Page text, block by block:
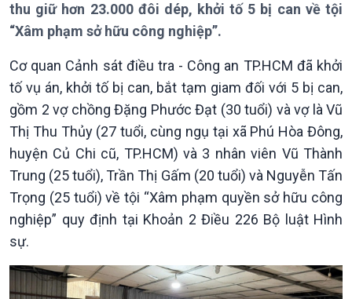
Thời sự 18h
Thời sự 21h30
Chuyên mục
Theo dòng Thời sự
Chính trị
Tin Chính trị
Thế giới
Tin thế giới
thu giữ hơn 23.000 đôi dép, khởi tố 5 bị can về tội
“Xâm phạm sở hữu công nghiệp”.
Cơ quan Cảnh sát điều tra - Công an TP.HCM đã khởi
tố vụ án, khởi tố bị can, bắt tạm giam đối với 5 bị can,
gồm 2 vợ chồng Đặng Phước Đạt (30 tuổi) và vợ là Vũ
Thị Thu Thủy (27 tuổi, cùng ngụ tại xã Phú Hòa Đông,
huyện Củ Chi cũ, TP.HCM) và 3 nhân viên Vũ Thành
Trung (25 tuổi), Trần Thị Gấm (20 tuổi) và Nguyễn Tấn
Trọng (25 tuổi) về tội “Xâm phạm quyền sở hữu công
nghiệp” quy định tại Khoản 2 Điều 226 Bộ luật Hình
sự.